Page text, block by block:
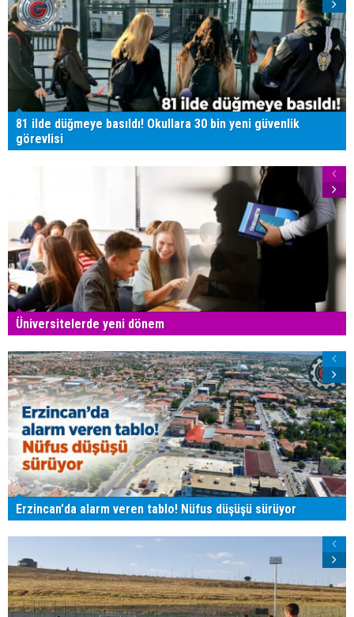
81 ilde düğmeye basıldı! Okullara 30 bin yeni güvenlik
görevlisi
Üniversitelerde yeni dönem
Erzincan'da alarm veren tablo! Nüfus düşüşü sürüyor